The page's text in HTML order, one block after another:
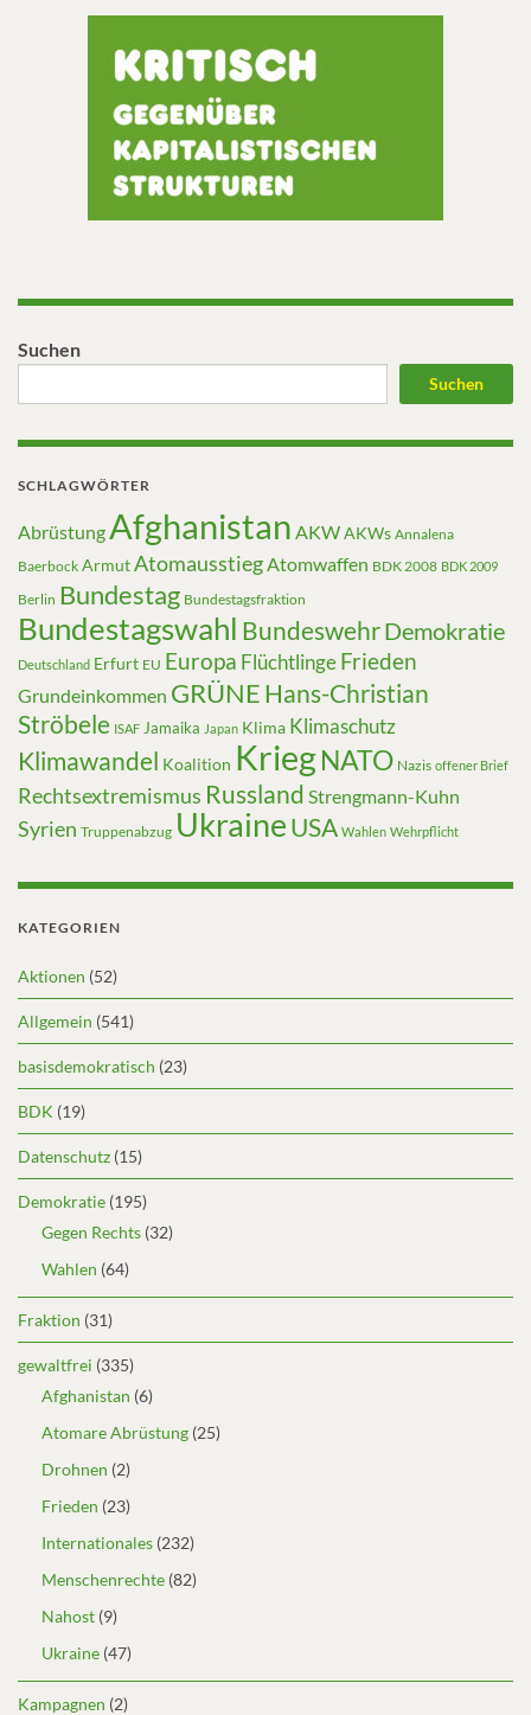
Suchen
Suchen
SCHLAGWÖRTER
Abrüstung Afghanistan AKWAKWs Annalena
Baerbock ArmutAtomausstiegAtomwaffen BDK 2008 BDK 2009
Berlin Bundestag Bundestagsfraktion
Bundestagswahl BundeswehrDemokratie
Deutschland Erfurt EU Europa FlüchtlingeFrieden
Grundeinkommen GRÜNE Hans-Christian
Ströbele ISAF Jamaika Japan Klima Klimaschutz
Klimawandel Koalition KriegNATO Nazis offener Brief
Rechtsextremismus Russland Strengmann-Kuhn
Syrien Truppenabzug UkraineUSA Wahlen Wehrpflicht
KATEGORIEN
Aktionen (52)
Allgemein (541)
basisdemokratisch (23)
BDK (19)
Datenschutz (15)
Demokratie (195)
Gegen Rechts (32)
Wahlen (64)
Fraktion (31)
gewaltfrei (335)
Afghanistan (6)
Atomare Abrüstung (25)
Drohnen (2)
Frieden (23)
Internationales (232)
Menschenrechte (82)
Nahost (9)
Ukraine (47)
Kampagnen (2)